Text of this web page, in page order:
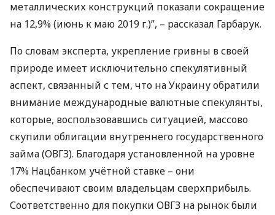
металлических конструкций показали сокращение
на 12,9% (июнь к маю 2019 г.)”, – рассказал Гарбарук.
По словам эксперта, укрепление гривны в своей
природе имеет исключительно спекулятивный
аспект, связанный с тем, что на Украину обратили
внимание международные валютные спекулянты,
которые, воспользовавшись ситуацией, массово
скупили облигации внутреннего государственного
займа (ОВГЗ). Благодаря установленной на уровне
17% Нацбанком учётной ставке – они
обеспечивают своим владельцам сверхприбыль.
Соответственно для покупки ОВГЗ на рынок были